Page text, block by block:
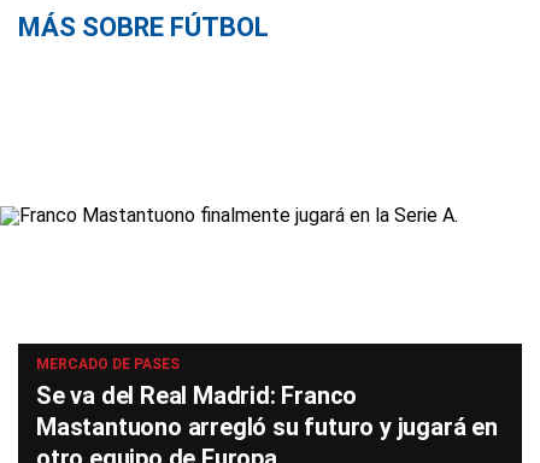
MÁS SOBRE FÚTBOL
MERCADO DE PASES
Se va del Real Madrid: Franco
Mastantuono arregló su futuro y jugará en